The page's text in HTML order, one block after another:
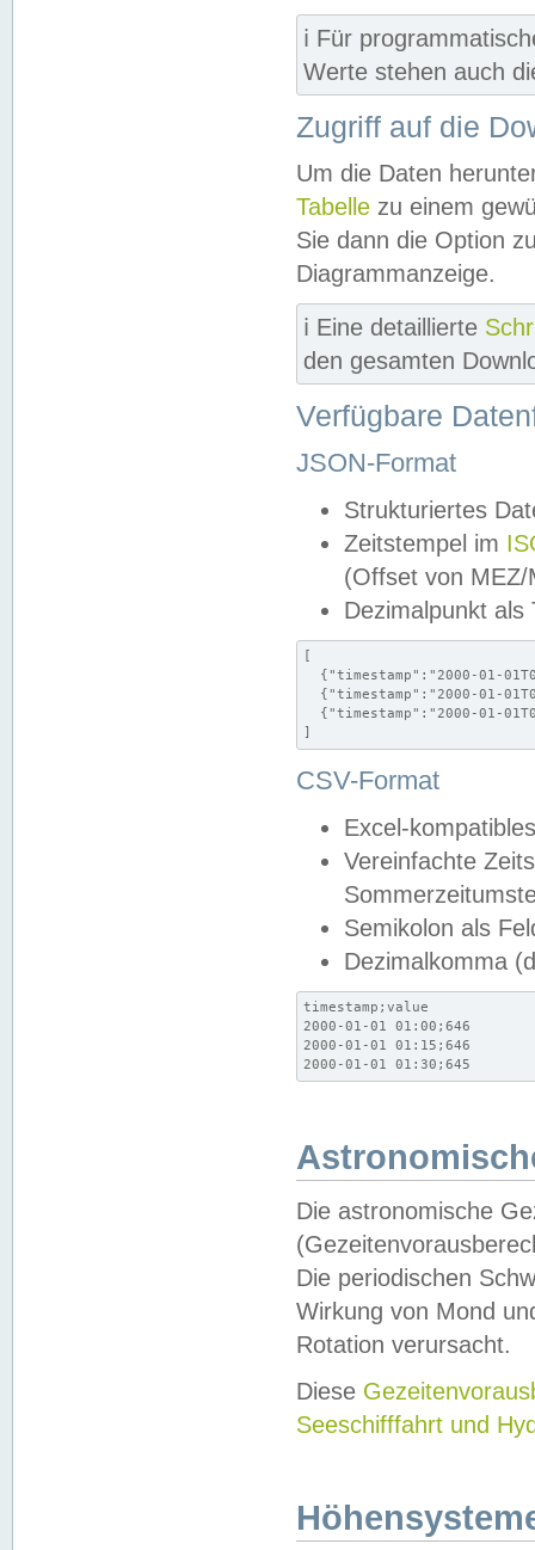
ℹ️ Für
Werte stehen auch
Zugriff auf die
Um die Daten
Tabelle zu einem
Sie dann die Option
Diagrammanzeige.
ℹ️ Eine detaillierte
den gesamten
Verfügbare
JSON-Format
Strukturiertes
Zeitstempel im
(Offset von MEZ/
Dezimalpunkt als
[
{"timestamp":"2000-01-
{"timestamp":"2000-01-
{"timestamp":"2000-01-
]
CSV-Format
Excel-
Vereinfachte
Semikolon als
Dezimalkomma
timestamp;value
2000-01-01 01:00;646
2000-01-01 01:15;646
2000-01-01 01:30;645
Die astronomische
Die periodischen
Wirkung von Mond
Rotation verursacht.
Diese
Seeschifffahrt und